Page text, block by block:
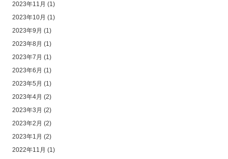
2023年11月 (1)
2023年10月 (1)
2023年9月 (1)
2023年8月 (1)
2023年7月 (1)
2023年6月 (1)
2023年5月 (1)
2023年4月 (2)
2023年3月 (2)
2023年2月 (2)
2023年1月 (2)
2022年11月 (1)